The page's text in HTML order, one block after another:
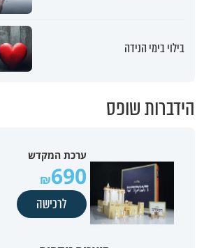
בילוי בימי הנידה
הידברות שופס
ערכת המקדש
690
לרכישה